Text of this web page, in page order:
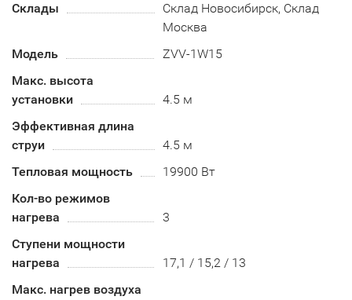
Склады
Склад Новосибирск, Склад
Москва
Модель
ZVV-1W15
Макс. высота
установки
4.5 м
Эффективная длина
струи
4.5 м
Тепловая мощность
19900 Вт
Кол-во режимов
нагрева
3
Ступени мощности
нагрева
17,1 / 15,2 / 13
Макс. нагрев воздуха